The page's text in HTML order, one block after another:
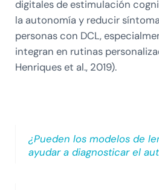
digitales de estimulación
la autonomía y reducir
personas con DCL,
integran en rutinas
Henriques et al., 2019).
¿Pueden los modelos de
ayudar a diagnosticar el